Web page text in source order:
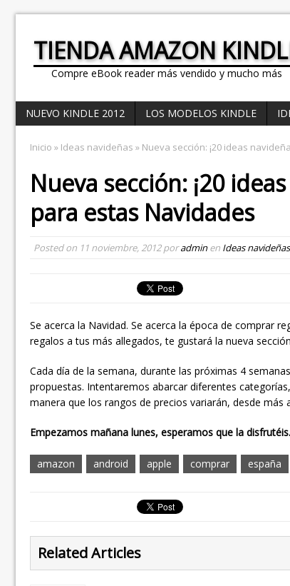
TIENDA AMAZON
Compre eBook reader más vendido y mucho más
NUEVO KINDLE 2012 LOS MODELOS KINDLE
Inicio » Ideas navideñas » Nueva sección: ¡20 ideas
Nueva sección: ¡20
para estas Navidades
Posted on 11 noviembre, 2012poradminen Ideas navideñas
Se acerca la Navidad. Se acerca la época de comprar
regalos a tus más allegados, te gustará la nueva
Cada día de la semana, durante las próximas 4
propuestas. Intentaremos abarcar diferentes
manera que los rangos de precios variarán, desde más
Empezamos mañana lunes, esperamos que la disfrutéis.
amazon android apple comprar españa
Related Articles